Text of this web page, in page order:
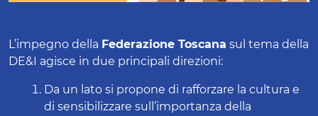
L’impegno della Federazione Toscana sul tema della
DE&I agisce in due principali direzioni:
Da un lato si propone di rafforzare la cultura e
di sensibilizzare sull’importanza della